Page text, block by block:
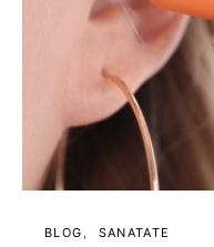
BLOG SANATATE